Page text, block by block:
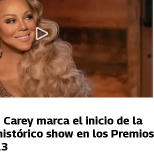
Carey marca el inicio de la
show en los Premios